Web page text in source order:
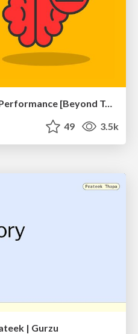
The Psychology of Web Performance [Beyond Tellerrand 2023]
49 3.5k
| Gurzu